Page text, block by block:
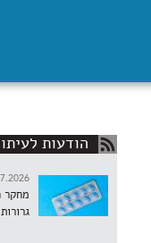
הודעות
מחקר